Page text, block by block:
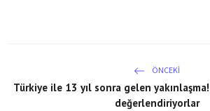
ÖNCEKI
Türkiye ile 13 yıl sonra gelen yakınlaşma!
değerlendiriyorlar